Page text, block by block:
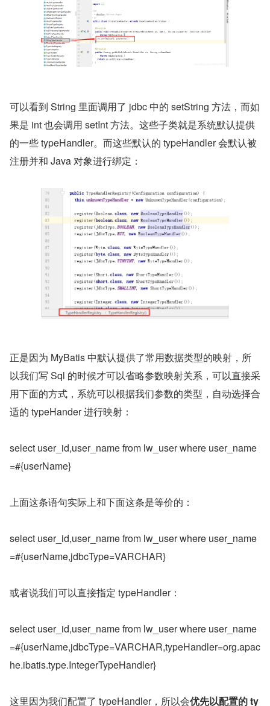
可以看到 String 里面调用了 jdbc 中的 setString 方法，而如
果是 int 也会调用 setInt 方法。这些子类就是系统默认提供
的一些 typeHandler。而这些默认的 typeHandler 会默认被
注册并和 Java 对象进行绑定：
正是因为 MyBatis 中默认提供了常用数据类型的映射，所
以我们写 Sql 的时候才可以省略参数映射关系，可以直接采
用下面的方式，系统可以根据我们参数的类型，自动选择合
适的 typeHander 进行映射：
select user_id,user_name from lw_user where user_name
=#{userName}
上面这条语句实际上和下面这条是等价的：
select user_id,user_name from lw_user where user_name
=#{userName,jdbcType=VARCHAR}
或者说我们可以直接指定 typeHandler：
select user_id,user_name from lw_user where user_name
=#{userName,jdbcType=VARCHAR,typeHandler=org.apac
he.ibatis.type.IntegerTypeHandler}
这里因为我们配置了 typeHandler，所以会优先以配置的 ty